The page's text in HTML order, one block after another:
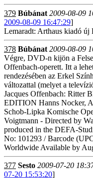
379 Búbánat 2009-08-09
2009-08-09 16:47:29]
Lemaradt: Arthaus kiadó új
378 Búbánat 2009-08-09
Végre, DVD-n kijön a
Offenbach-operett. Itt a
rendezésében az Erkel
változattal (melyet a
Jacques Offenbach: Ritter
EDITION Hanns Nocker,
Schob-Lipka Komische
Voigtmann - Directed by
produced in the DEFA-
No: 101293 / Barcode
Worldwide Available by
377 Sesto 2009-07-20
07-20 15:53:20]